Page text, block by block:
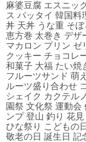
麻婆豆腐 エスニッ
ス パッタイ 韓国料
丼 天丼 うな重 そ
恵方巻 太巻き デザ
マカロン プリン ゼ
クッキー チョコレ
和菓子 大福 たい焼
フルーツサンド 萌
ルーツ盛り合わせ
シェイク カクテル
園祭 文化祭 運動会
ンプ 登山 釣り 花
ひな祭り こどもの
敬老の日 誕生日 記